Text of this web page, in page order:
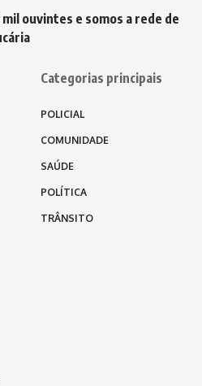
ouvintes e somos a rede de
Categorias principais
POLICIAL
COMUNIDADE
SAÚDE
POLÍTICA
TRÂNSITO